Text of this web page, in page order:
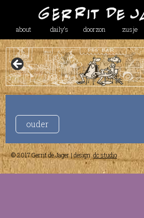
about daily’s doorzon zusje
ouder
© 2017 Gerrit de Jager | design:dc studio